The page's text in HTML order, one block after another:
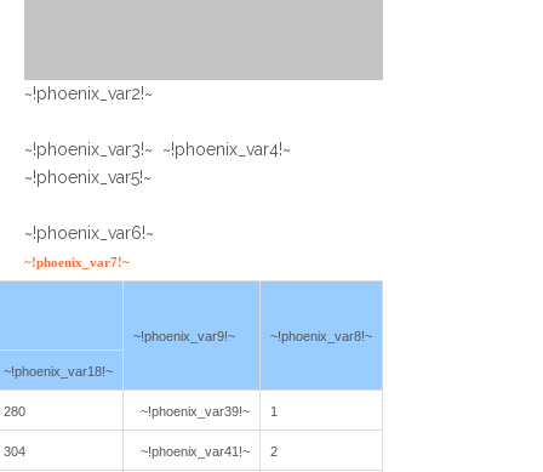
~!phoenix_var2!~
~!phoenix_var3!~ ~!phoenix_var4!~
~!phoenix_var5!~
~!phoenix_var6!~
~!phoenix_var7!~
~!phoenix_var8!~
~!phoenix_var9!~
~!phoenix_var18!~
1
~!phoenix_var39!~
280
2
~!phoenix_var41!~
304